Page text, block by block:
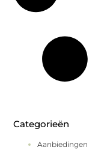
Categorieën
Aanbiedingen